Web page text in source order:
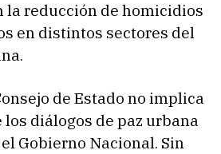
la reducción de homicidios
en distintos sectores del
de Estado no implica
diálogos de paz urbana
Gobierno Nacional. Sin